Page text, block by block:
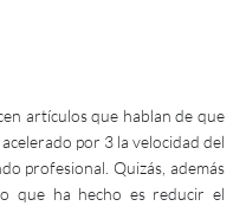
artículos que hablan de que
por 3 la velocidad del
profesional. Quizás, además
que ha hecho es reducir el